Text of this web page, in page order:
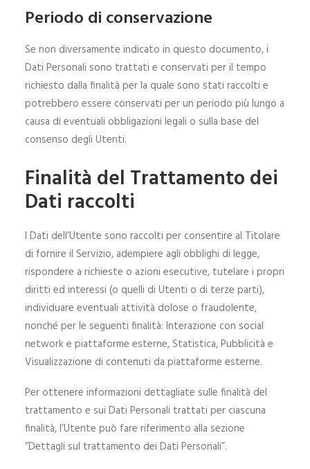
Periodo di conservazione
Se non diversamente indicato in questo documento, i
Dati Personali sono trattati e conservati per il tempo
richiesto dalla finalità per la quale sono stati raccolti e
potrebbero essere conservati per un periodo più lungo a
causa di eventuali obbligazioni legali o sulla base del
consenso degli Utenti.
Finalità del Trattamento dei
Dati raccolti
I Dati dell’Utente sono raccolti per consentire al Titolare
di fornire il Servizio, adempiere agli obblighi di legge,
rispondere a richieste o azioni esecutive, tutelare i propri
diritti ed interessi (o quelli di Utenti o di terze parti),
individuare eventuali attività dolose o fraudolente,
nonché per le seguenti finalità: Interazione con social
network e piattaforme esterne, Statistica, Pubblicità e
Visualizzazione di contenuti da piattaforme esterne.
Per ottenere informazioni dettagliate sulle finalità del
trattamento e sui Dati Personali trattati per ciascuna
finalità, l’Utente può fare riferimento alla sezione
“Dettagli sul trattamento dei Dati Personali”.